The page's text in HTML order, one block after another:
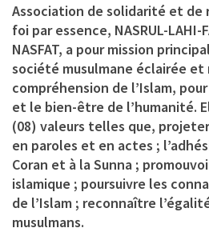
Association de solidarité et de
foi par essence, NASRUL-LAHI-
NASFAT, a pour mission
société musulmane éclairée et
compréhension de l’Islam,
et le bien-être de l’humanité.
(08) valeurs telles que,
en paroles et en actes ;
Coran et à la Sunna ;
islamique ; poursuivre les
de l’Islam ; reconnaître
musulmans.